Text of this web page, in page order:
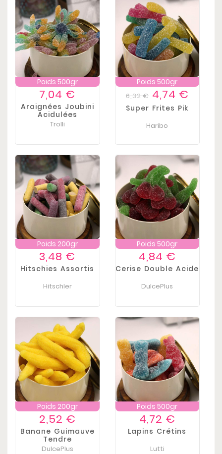
Poids 500gr
Prix
7,04 €
Araignées Joubini
Acidulées
Trolli
Poids 500gr
Prix
de
base
6,32 € Prix
4,74 €
Super Frites Pik
Haribo
Poids 200gr
Prix
3,48 €
Hitschies Assortis
Hitschler
Poids 500gr
Prix
4,84 €
Cerise Double Acide
DulcePlus
Poids 200gr
Prix
2,52 €
Banane Guimauve
Tendre
DulcePlus
Poids 500gr
Prix
4,72 €
Lapins Crétins
Lutti